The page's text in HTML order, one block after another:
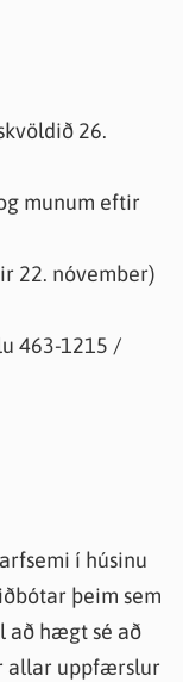
26.
munum eftir
22. nóvember)
463-1215 /
í húsinu
þeim sem
að hægt sé að
allar uppfærslur